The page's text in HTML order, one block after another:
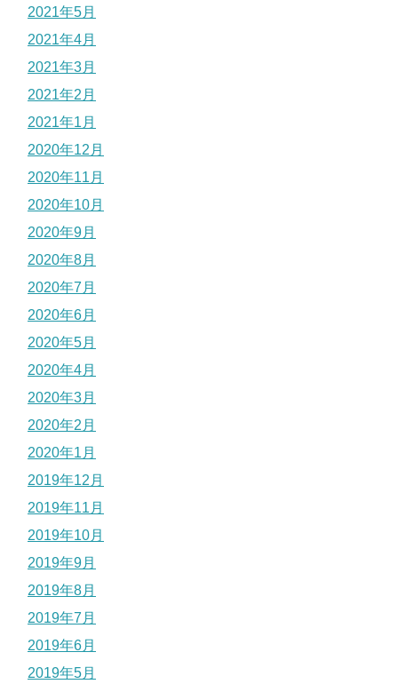
2021年5月
2021年4月
2021年3月
2021年2月
2021年1月
2020年12月
2020年11月
2020年10月
2020年9月
2020年8月
2020年7月
2020年6月
2020年5月
2020年4月
2020年3月
2020年2月
2020年1月
2019年12月
2019年11月
2019年10月
2019年9月
2019年8月
2019年7月
2019年6月
2019年5月